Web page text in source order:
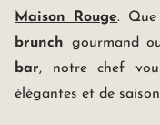
Maison Rouge.
brunch gourmand
bar, notre chef
élégantes et de